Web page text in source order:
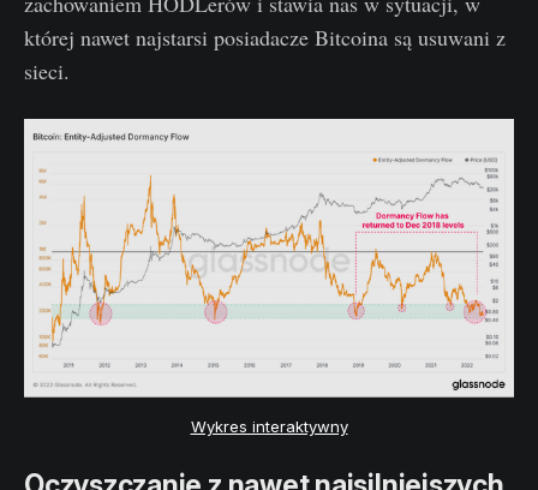
której nawet najstarsi posiadacze Bitcoina są usuwani z
sieci.
Wykres interaktywny